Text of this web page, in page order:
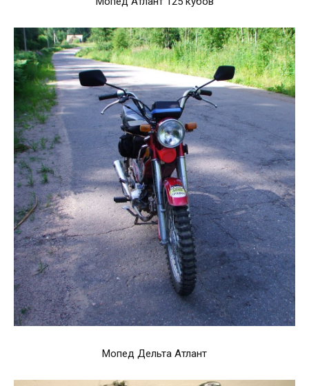
Мопед Дельта Атлант